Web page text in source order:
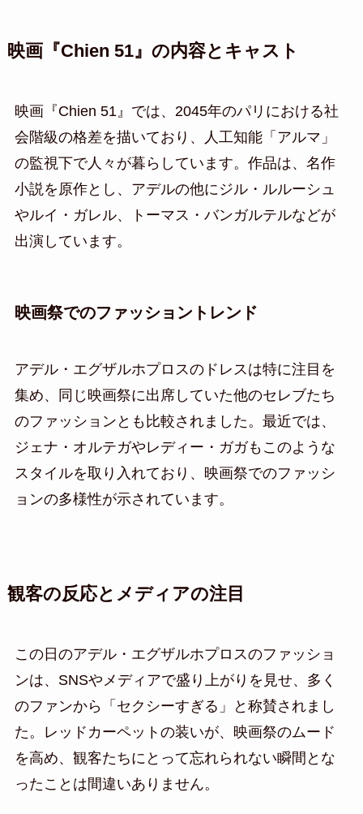
映画『Chien 51』の内容とキャスト
映画『Chien 51』では、2045年のパリにおける社
会階級の格差を描いており、人工知能「アルマ」
の監視下で人々が暮らしています。作品は、名作
小説を原作とし、アデルの他にジル・ルルーシュ
やルイ・ガレル、トーマス・バンガルテルなどが
出演しています。
映画祭でのファッショントレンド
アデル・エグザルホプロスのドレスは特に注目を
集め、同じ映画祭に出席していた他のセレブたち
のファッションとも比較されました。最近では、
ジェナ・オルテガやレディー・ガガもこのような
スタイルを取り入れており、映画祭でのファッシ
ョンの多様性が示されています。
観客の反応とメディアの注目
この日のアデル・エグザルホプロスのファッショ
ンは、SNSやメディアで盛り上がりを見せ、多く
のファンから「セクシーすぎる」と称賛されまし
た。レッドカーペットの装いが、映画祭のムード
を高め、観客たちにとって忘れられない瞬間とな
ったことは間違いありません。